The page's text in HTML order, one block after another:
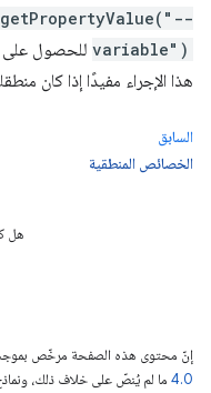
variable") للحصول على
هذا الإجراء مفيدًا إذا كان
السابق
الخصائص المنطقية
هل
إنّ محتوى هذه الصفحة مرخّص
4.0‏ ما لم يُنصّ على خلاف ذلك،